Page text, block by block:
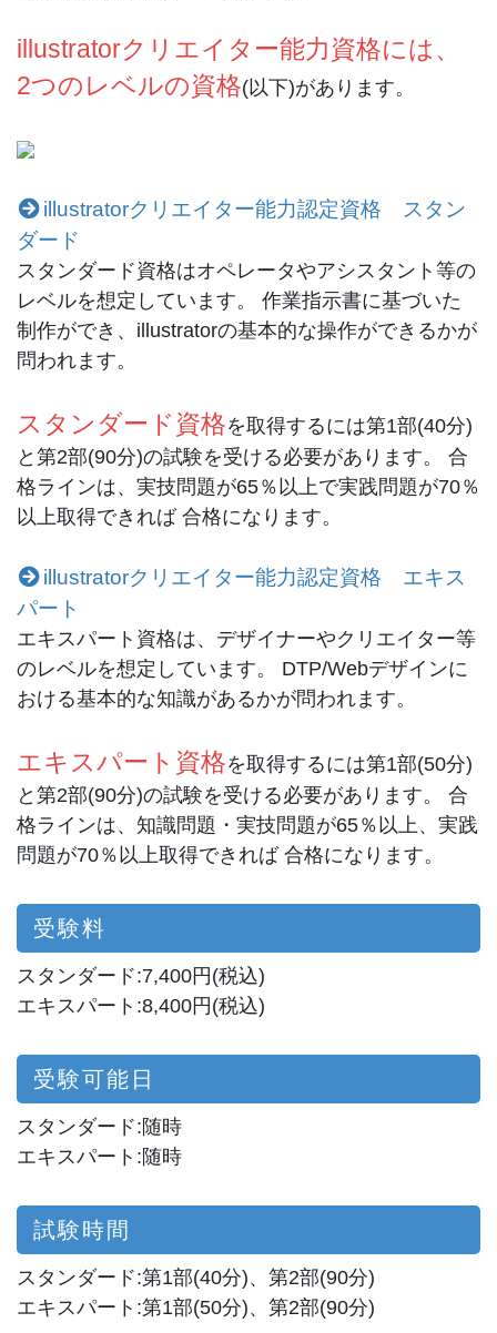
illustratorクリエイター能力資格には、
2つのレベルの資格(以下)があります。
illustratorクリエイター能力認定資格 スタン
ダード
スタンダード資格はオペレータやアシスタント等の
レベルを想定しています。 作業指示書に基づいた
制作ができ、illustratorの基本的な操作ができるかが
問われます。
スタンダード資格を取得するには第1部(40分)
と第2部(90分)の試験を受ける必要があります。 合
格ラインは、実技問題が65％以上で実践問題が70％
以上取得できれば合格になります。
illustratorクリエイター能力認定資格 エキス
パート
エキスパート資格は、デザイナーやクリエイター等
のレベルを想定しています。 DTP/Webデザインに
おける基本的な知識があるかが問われます。
エキスパート資格を取得するには第1部(50分)
と第2部(90分)の試験を受ける必要があります。 合
格ラインは、知識問題・実技問題が65％以上、実践
問題が70％以上取得できれば 合格になります。
受験料
スタンダード:7,400円(税込)
エキスパート:8,400円(税込)
受験可能日
スタンダード:随時
エキスパート:随時
試験時間
スタンダード:第1部(40分)、第2部(90分)
エキスパート:第1部(50分)、第2部(90分)